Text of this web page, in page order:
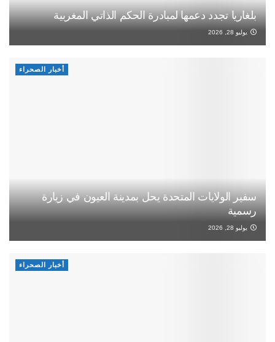
بلغاريا تجدد دعمها لمبادرة الحكم الذاتي المغربية
يوليو 28, 2026
أخبار الصحراء
سفير الولايات المتحدة يحل بمدينة العيون في زيارة
رسمية
يوليو 28, 2026
أخبار الصحراء